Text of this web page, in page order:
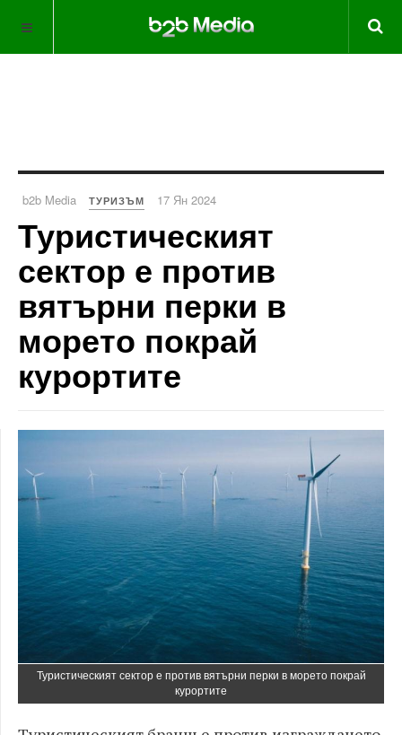
b2b Media ТУРИЗЪМ 17 Ян 2024
Туристическият
сектор е против
вятърни перки в
морето покрай
курортите
Туристическият сектор е против вятърни перки в морето покрай
курортите